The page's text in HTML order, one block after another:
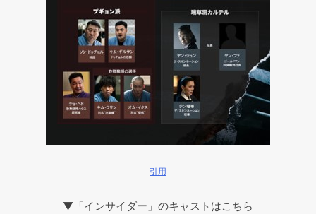
引用
▼「インサイダー」のキャストはこちら